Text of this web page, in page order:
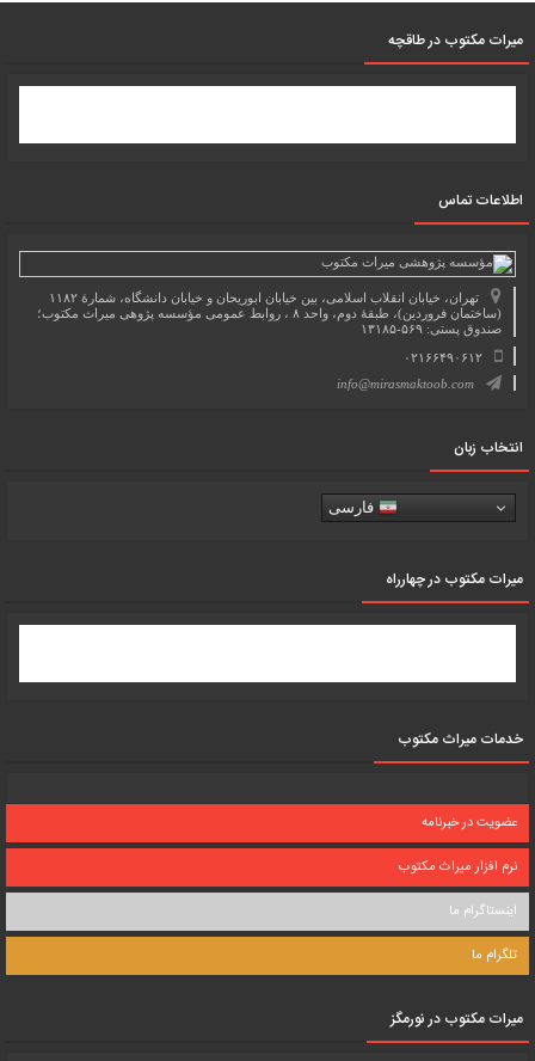
میرات مکتوب در طاقچه
اطلاعات تماس
تهران، خیابان انقلاب اسلامی، بین خیابان ابوریحان و خیابان دانشگاه، شمارۀ ۱۱۸۲
(ساختمان فروردین)، طبقۀ دوم، واحد ۸ ، روابط عمومی مؤسسه پژوهی میراث مکتوب؛
صندوق پستی: ۵۶۹-۱۳۱۸۵
۰۲۱۶۶۴۹۰۶۱۲
info@mirasmaktoob.com
انتخاب زبان
فارسی
میرات مکتوب در چهارراه
خدمات میراث مکتوب
عضویت در خبرنامه
نرم افزار میراث مکتوب
اینستاگرام ما
تلگرام ما
میرات مکتوب در نورمگز